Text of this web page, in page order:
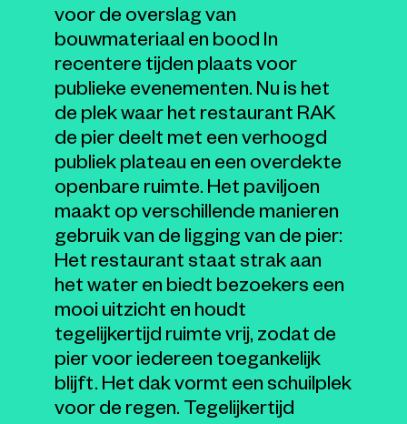
voor de overslag van
bouwmateriaal en bood In
recentere tijden plaats voor
publieke evenementen. Nu is het
de plek waar het restaurant RAK
de pier deelt met een verhoogd
publiek plateau en een overdekte
openbare ruimte. Het paviljoen
maakt op verschillende manieren
gebruik van de ligging van de pier:
Het restaurant staat strak aan
het water en biedt bezoekers een
mooi uitzicht en houdt
tegelijkertijd ruimte vrij, zodat de
pier voor iedereen toegankelijk
blijft. Het dak vormt een schuilplek
voor de regen. Tegelijkertijd